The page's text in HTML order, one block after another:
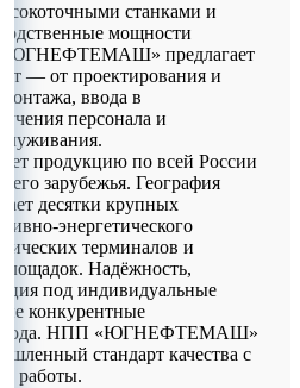
станками и
мощности
«ЮГНЕФТЕМАШ» предлагает
— от проектирования и
монтажа, ввода в
персонала и
продукцию по всей России
зарубежья. География
десятки крупных
энергетического
терминалов и
Надёжность,
под индивидуальные
конкурентные
завода. НПП «ЮГНЕФТЕМАШ»
стандарт качества с
работы.